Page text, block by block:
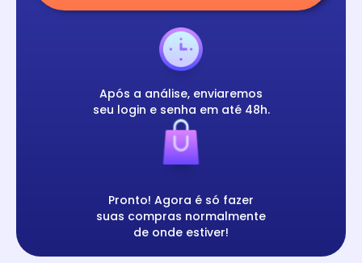
Após a análise, enviaremos
seu login e senha em até 48h.
Pronto! Agora é só fazer
suas compras normalmente
de onde estiver!